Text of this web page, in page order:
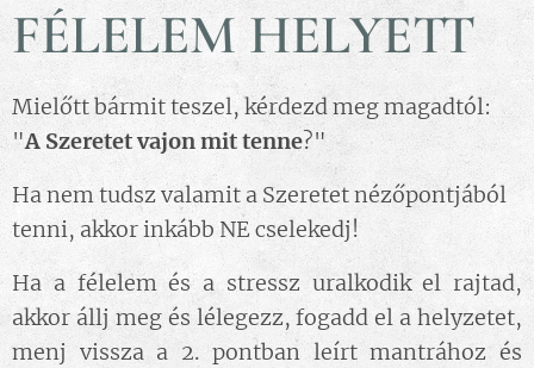
FÉLELEM HELYETT
Mielőtt bármit teszel, kérdezd meg magadtól:
"A Szeretet vajon mit tenne?"
Ha nem tudsz valamit a Szeretet nézőpontjából
tenni, akkor inkább NE cselekedj!
Ha a félelem és a stressz uralkodik el rajtad,
akkor állj meg és lélegezz, fogadd el a helyzetet,
menj vissza a 2. pontban leírt mantrához és